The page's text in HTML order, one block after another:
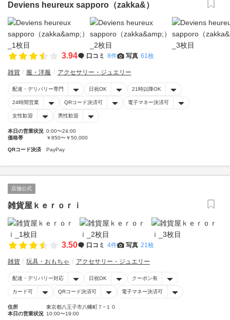
Deviens heureux sapporo（zakka&）
3.94 口コミ 8件 写真 61枚
雑貨 服・洋服 アクセサリー・ジュエリー
配達・デリバリー専門 日祝OK 21時以降OK
24時間営業 QRコード決済可 電子マネー決済可
女性歓迎 男性歓迎
本日の営業状況 0:00〜24:00
価格帯
￥850〜￥50,000
QRコード決済 PayPay
店舗公式
雑貨屋ｋｅｒｏｒｉ
3.50 口コミ 4件 写真 21枚
雑貨 玩具・おもちゃ アクセサリー・ジュエリー
配達・デリバリー対応 日祝OK クーポン有
カード可 QRコード決済可 電子マネー決済可
住所
東京都八王子市八幡町７−１０
本日の営業状況 10:00〜19:00